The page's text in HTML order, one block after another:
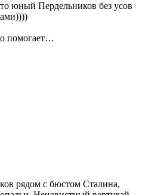
юный Пердельников без усов
помогает…
рядом с бюстом Сталина,